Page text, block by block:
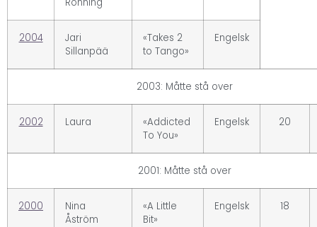
2004
Jari
Sillanpää
«Takes 2
to Tango»
Engelsk
2003: Måtte stå over
2002 Laura
«Addicted
To You»
Engelsk 20
2001: Måtte stå over
2000
Nina
Åström
«A Little
Bit»
Engelsk 18